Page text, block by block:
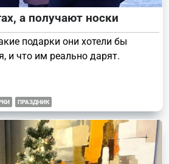
а получают носки
подарки они хотели бы
и что им реально дарят.
ПРАЗДНИК